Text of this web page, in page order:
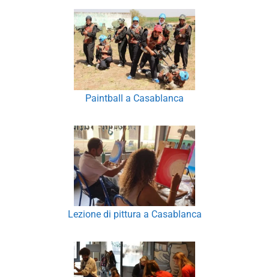
Paintball a Casablanca
Lezione di pittura a Casablanca